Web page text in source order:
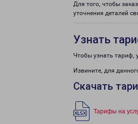
Для того, чтобы
уточнения деталей
Узнать
Чтобы узнать тариф,
Извините, для
Скачать
Тарифы на